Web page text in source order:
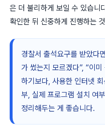
은 더 불리하게 보일 수 있습니
확인한 뒤 신중하게 진행하는
경찰서 출석요구를 받았다
가 썼는지 모르겠다”, “이
하기보다, 사용한 인터넷 회
부, 실제 프로그램 설치 여
정리해두는 게 좋습니다.